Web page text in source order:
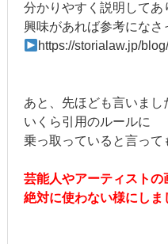
分かりやすく説明してあ
興味があれば参考になさ
https://storialaw.jp/
あと、先ほども言いまし
いくら引用のルールに
乗っ取っていると言って
芸能人やアーティストの
絶対に使わない様にしま